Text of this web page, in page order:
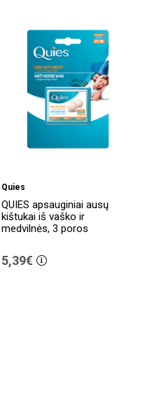
Quies
QUIES apsauginiai ausų
kištukai iš vaško ir
medvilnės, 3 poros
5,39€